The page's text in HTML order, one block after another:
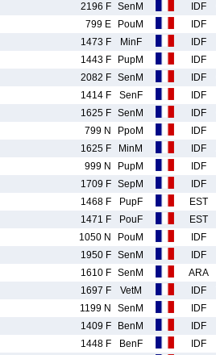
2196 F SenM IDF
799 E PouM IDF
1473 F MinF IDF
1443 F PupM IDF
2082 F SenM IDF
1414 F SenF IDF
1625 F SenM IDF
799 N PpoM IDF
1625 F MinM IDF
999 N PupM IDF
1709 F SepM IDF
1468 F PupF EST
1471 F PouF EST
1050 N PouM IDF
1950 F SenM IDF
1610 F SenM ARA
1697 F VetM IDF
1199 N SenM IDF
1409 F BenM IDF
1448 F BenF IDF